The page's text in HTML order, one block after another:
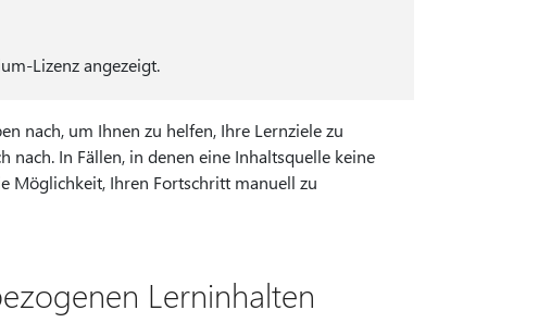
Lizenz angezeigt.
nach, um Ihnen zu helfen, Ihre Lernziele zu
In Fällen, in denen eine Inhaltsquelle keine
Möglichkeit, Ihren Fortschritt manuell zu
Lerninhalten